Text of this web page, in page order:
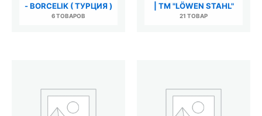
- BORCELIK ( ТУРЦИЯ )
6 ТОВАРОВ
| ТМ "LÖWEN STAHL"
21 ТОВАР